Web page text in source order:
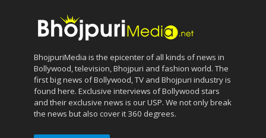
BhojpuriMedia is the epicenter of all kinds of news in
Bollywood, television, Bhojpuri and fashion world. The
first big news of Bollywood, TV and Bhojpuri industry is
found here. Exclusive interviews of Bollywood stars
and their exclusive news is our USP. We not only break
the news but also cover it 360 degrees.